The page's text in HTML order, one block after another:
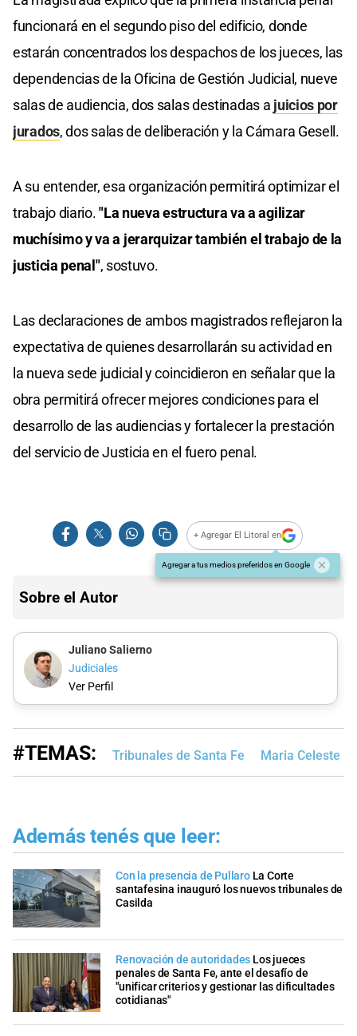
funcionará en el segundo piso del edificio, donde
estarán concentrados los despachos de los jueces, las
dependencias de la Oficina de Gestión Judicial, nueve
salas de audiencia, dos salas destinadas a juicios por
jurados, dos salas de deliberación y la Cámara Gesell.
A su entender, esa organización permitirá optimizar el
trabajo diario."La nueva estructura va a agilizar
muchísimo y va a jerarquizar también el trabajo de la
justicia penal", sostuvo.
Las declaraciones de ambos magistrados reflejaron la
expectativa de quienes desarrollarán su actividad en
la nueva sede judicial y coincidieron en señalar que la
obra permitirá ofrecer mejores condiciones para el
desarrollo de las audiencias y fortalecer la prestación
del servicio de Justicia en el fuero penal.
+ Agregar El Litoral en
Agregar a tus medios preferidos en Google
Sobre el Autor
Juliano Salierno
Judiciales
Ver Perfil
#TEMAS: Tribunales de Santa Fe Maria Celeste
Además tenés que leer:
Con la presencia de Pullaro La Corte
santafesina inauguró los nuevos tribunales de
Casilda
Renovación de autoridades Los jueces
penales de Santa Fe, ante el desafío de
"unificar criterios y gestionar las dificultades
cotidianas"